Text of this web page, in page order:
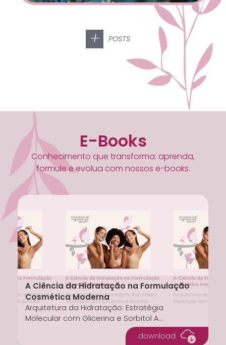
+ POSTS
E-Books
Conhecimento que transforma: aprenda,
formule e evolua com nossos e-books.
A Ciência da Hidratação na Formulação
Cosmética Moderna
Arquitetura da Hidratação: Estratégia
Molecular com Glicerina e Sorbitol A
engenharia da hidratação não deve ser
compreendida como uma prática...download